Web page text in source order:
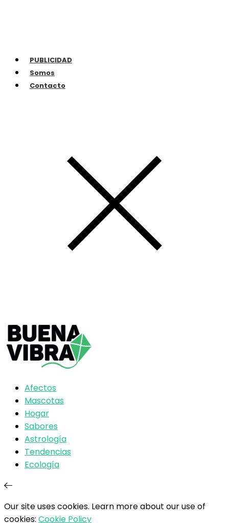
PUBLICIDAD
Somos
Contacto
Afectos
Mascotas
Hogar
Sabores
Astrología
Tendencias
Ecología
Our site uses cookies. Learn more about our use of
cookies: Cookie Policy